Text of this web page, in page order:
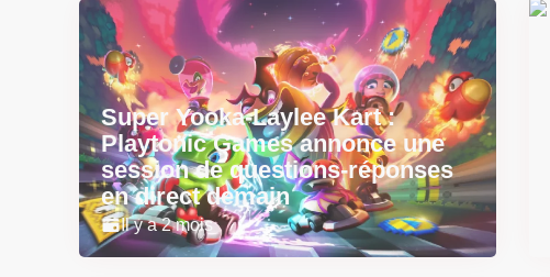
Super Yooka-Laylee Kart :
Playtonic Games annonce une
session de questions-réponses
en direct demain
Il y a 2 mois